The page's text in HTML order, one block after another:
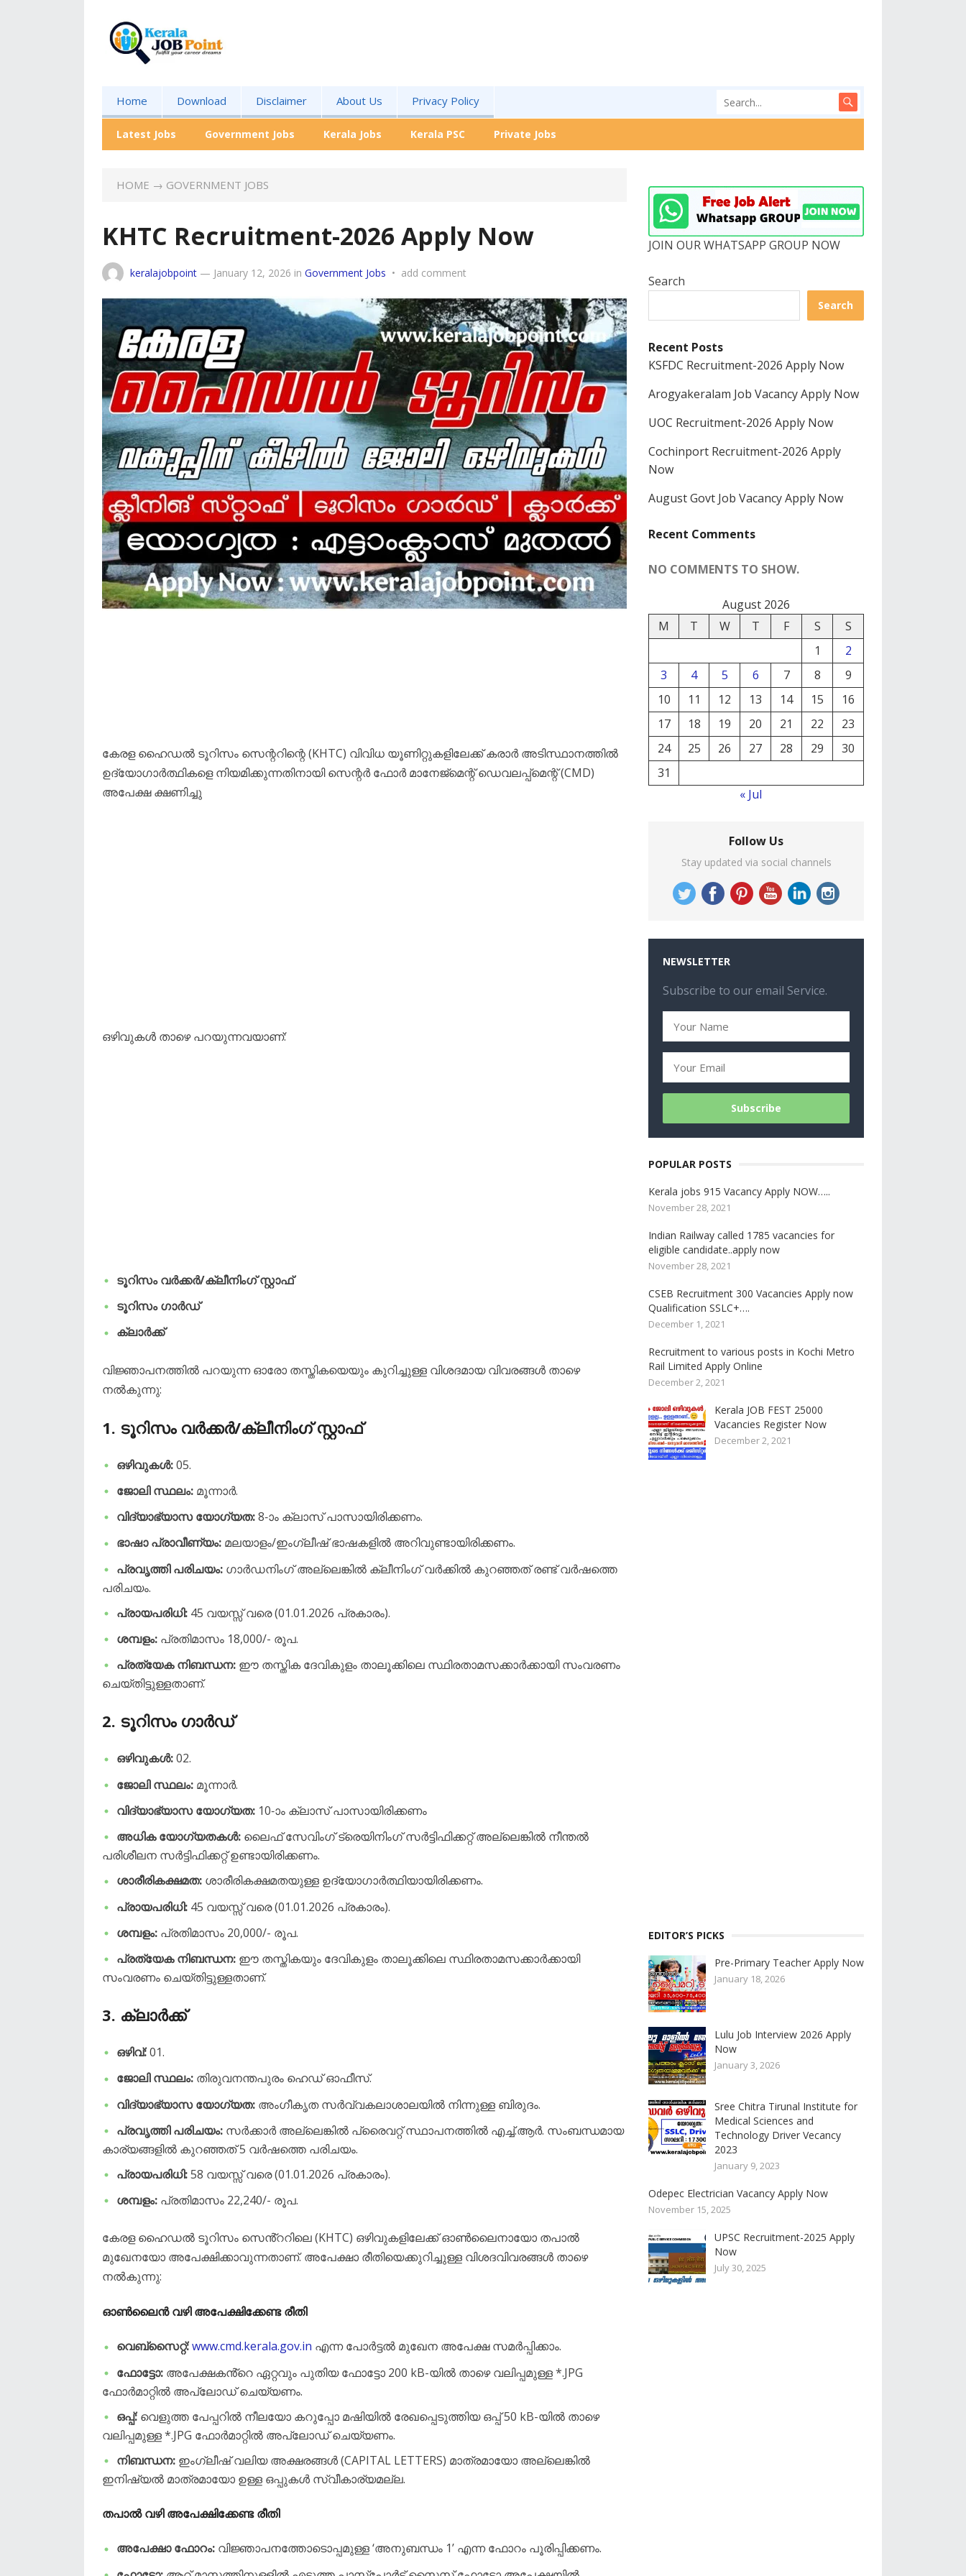
Home Download Disclaimer About Us Privacy Policy
Latest Jobs Government Jobs Kerala Jobs Kerala PSC Private Jobs
HOME → GOVERNMENT JOBS
KHTC Recruitment-2026 Apply Now
keralajobpoint — January 12, 2026 in Government Jobs • add comment
കേരള ഹൈഡൽ ടൂറിസം സെന്ററിന്റെ (KHTC) വിവിധ യൂണിറ്റുകളിലേക്ക് കരാർ അടിസ്ഥാനത്തിൽ
ഉദ്യോഗാർത്ഥികളെ നിയമിക്കുന്നതിനായി സെന്റർ ഫോർ മാനേജ്‌മെന്റ് ഡെവലപ്പ്മെന്റ് (CMD)
അപേക്ഷ ക്ഷണിച്ചു
ഒഴിവുകൾ താഴെ പറയുന്നവയാണ്:
ടൂറിസം വർക്കർ/ക്ലീനിംഗ് സ്റ്റാഫ്
ടൂറിസം ഗാർഡ്
ക്ലാർക്ക്
വിജ്ഞാപനത്തിൽ പറയുന്ന ഓരോ തസ്തികയെയും കുറിച്ചുള്ള വിശദമായ വിവരങ്ങൾ താഴെ
നൽകുന്നു:
1. ടൂറിസം വർക്കർ/ക്ലീനിംഗ് സ്റ്റാഫ്
ഒഴിവുകൾ:05.
ജോലി സ്ഥലം: മൂന്നാർ.
വിദ്യാഭ്യാസ യോഗ്യത:8-ാം ക്ലാസ് പാസായിരിക്കണം.
ഭാഷാ പ്രാവീണ്യം: മലയാളം/ഇംഗ്ലീഷ് ഭാഷകളിൽ അറിവുണ്ടായിരിക്കണം.
പ്രവൃത്തി പരിചയം: ഗാർഡനിംഗ് അല്ലെങ്കിൽ ക്ലീനിംഗ് വർക്കിൽ കുറഞ്ഞത് രണ്ട് വർഷത്തെ
പരിചയം.
പ്രായപരിധി: 45 വയസ്സ് വരെ (01.01.2026 പ്രകാരം).
ശമ്പളം: പ്രതിമാസം 18,000/- രൂപ.
പ്രത്യേക നിബന്ധന: ഈ തസ്തിക ദേവികുളം താലൂക്കിലെ സ്ഥിരതാമസക്കാർക്കായി സംവരണം
ചെയ്തിട്ടുള്ളതാണ്.
2. ടൂറിസം ഗാർഡ്
ഒഴിവുകൾ:02.
ജോലി സ്ഥലം: മൂന്നാർ.
വിദ്യാഭ്യാസ യോഗ്യത: 10-ാം ക്ലാസ് പാസായിരിക്കണം
അധിക യോഗ്യതകൾ: ലൈഫ് സേവിംഗ് ട്രെയിനിംഗ് സർട്ടിഫിക്കറ്റ് അല്ലെങ്കിൽ നീന്തൽ
പരിശീലന സർട്ടിഫിക്കറ്റ് ഉണ്ടായിരിക്കണം.
ശാരീരികക്ഷമത: ശാരീരികക്ഷമതയുള്ള ഉദ്യോഗാർത്ഥിയായിരിക്കണം.
പ്രായപരിധി: 45 വയസ്സ് വരെ (01.01.2026 പ്രകാരം).
ശമ്പളം: പ്രതിമാസം 20,000/- രൂപ.
പ്രത്യേക നിബന്ധന: ഈ തസ്തികയും ദേവികുളം താലൂക്കിലെ സ്ഥിരതാമസക്കാർക്കായി
സംവരണം ചെയ്തിട്ടുള്ളതാണ്.
3. ക്ലാർക്ക്
ഒഴിവ്:01.
ജോലി സ്ഥലം: തിരുവനന്തപുരം ഹെഡ് ഓഫീസ്.
വിദ്യാഭ്യാസ യോഗ്യത: അംഗീകൃത സർവ്വകലാശാലയിൽ നിന്നുള്ള ബിരുദം.
പ്രവൃത്തി പരിചയം: സർക്കാർ അല്ലെങ്കിൽ പ്രൈവറ്റ് സ്ഥാപനത്തിൽ എച്ച്.ആർ. സംബന്ധമായ
കാര്യങ്ങളിൽ കുറഞ്ഞത് 5 വർഷത്തെ പരിചയം.
പ്രായപരിധി:58 വയസ്സ് വരെ (01.01.2026 പ്രകാരം).
ശമ്പളം: പ്രതിമാസം 22,240/- രൂപ.
​കേരള ഹൈഡൽ ടൂറിസം സെൻ്ററിലെ (KHTC) ഒഴിവുകളിലേക്ക് ഓൺലൈനായോ തപാൽ
മുഖേനയോ അപേക്ഷിക്കാവുന്നതാണ്. അപേക്ഷാ രീതിയെക്കുറിച്ചുള്ള വിശദവിവരങ്ങൾ താഴെ
നൽകുന്നു:
ഓൺലൈൻ വഴി അപേക്ഷിക്കേണ്ട രീതി
വെബ്‌സൈറ്റ്:www.cmd.kerala.gov.in എന്ന പോർട്ടൽ മുഖേന അപേക്ഷ സമർപ്പിക്കാം.
ഫോട്ടോ: അപേക്ഷകൻ്റെ ഏറ്റവും പുതിയ ഫോട്ടോ 200 kB-യിൽ താഴെ വലിപ്പമുള്ള *.JPG
ഫോർമാറ്റിൽ അപ്‌ലോഡ് ചെയ്യണം.
ഒപ്പ്: വെളുത്ത പേപ്പറിൽ നീലയോ കറുപ്പോ മഷിയിൽ രേഖപ്പെടുത്തിയ ഒപ്പ് 50 kB-യിൽ താഴെ
വലിപ്പമുള്ള *.JPG ഫോർമാറ്റിൽ അപ്‌ലോഡ് ചെയ്യണം.
നിബന്ധന: ഇംഗ്ലീഷ് വലിയ അക്ഷരങ്ങൾ (CAPITAL LETTERS) മാത്രമായോ അല്ലെങ്കിൽ
ഇനിഷ്യൽ മാത്രമായോ ഉള്ള ഒപ്പുകൾ സ്വീകാര്യമല്ല.
തപാൽ വഴി അപേക്ഷിക്കേണ്ട രീതി
അപേക്ഷാ ഫോറം: വിജ്ഞാപനത്തോടൊപ്പമുള്ള ‘അനുബന്ധം 1’ എന്ന ഫോറം പൂരിപ്പിക്കണം.
JOIN OUR WHATSAPP GROUP NOW
Search
Search
Recent Posts
KSFDC Recruitment-2026 Apply Now
Arogyakeralam Job Vacancy Apply Now
UOC Recruitment-2026 Apply Now
Cochinport Recruitment-2026 Apply
Now
August Govt Job Vacancy Apply Now
Recent Comments
NO COMMENTS TO SHOW.
August 2026
M
T W T F S
S
1
2
3
4 5 6 7 8
9
10
11 12 13 14 15
16
17
18 19 20 21 22
23
24
25 26 27 28 29
30
31
« Jul
Follow Us
Stay updated via social channels
NEWSLETTER
Subscribe to our email Service.
POPULAR POSTS
Kerala jobs 915 Vacancy Apply NOW…..
November 28, 2021
Indian Railway called 1785 vacancies for
eligible candidate..apply now
November 28, 2021
CSEB Recruitment 300 Vacancies Apply now
Qualification SSLC+….
December 1, 2021
Recruitment to various posts in Kochi Metro
Rail Limited Apply Online
December 2, 2021
Kerala JOB FEST 25000
Vacancies Register Now
December 2, 2021
EDITOR’S PICKS
Pre-Primary Teacher Apply Now
January 18, 2026
Lulu Job Interview 2026 Apply
Now
January 3, 2026
Sree Chitra Tirunal Institute for
Medical Sciences and
Technology Driver Vecancy
2023
January 9, 2023
Odepec Electrician Vacancy Apply Now
November 15, 2025
UPSC Recruitment-2025 Apply
Now
July 30, 2025